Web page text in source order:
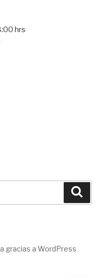
hrs
gracias a WordPress